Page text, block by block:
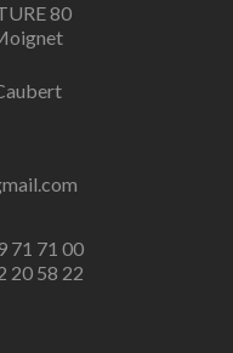
80
71 71 00
20 58 22